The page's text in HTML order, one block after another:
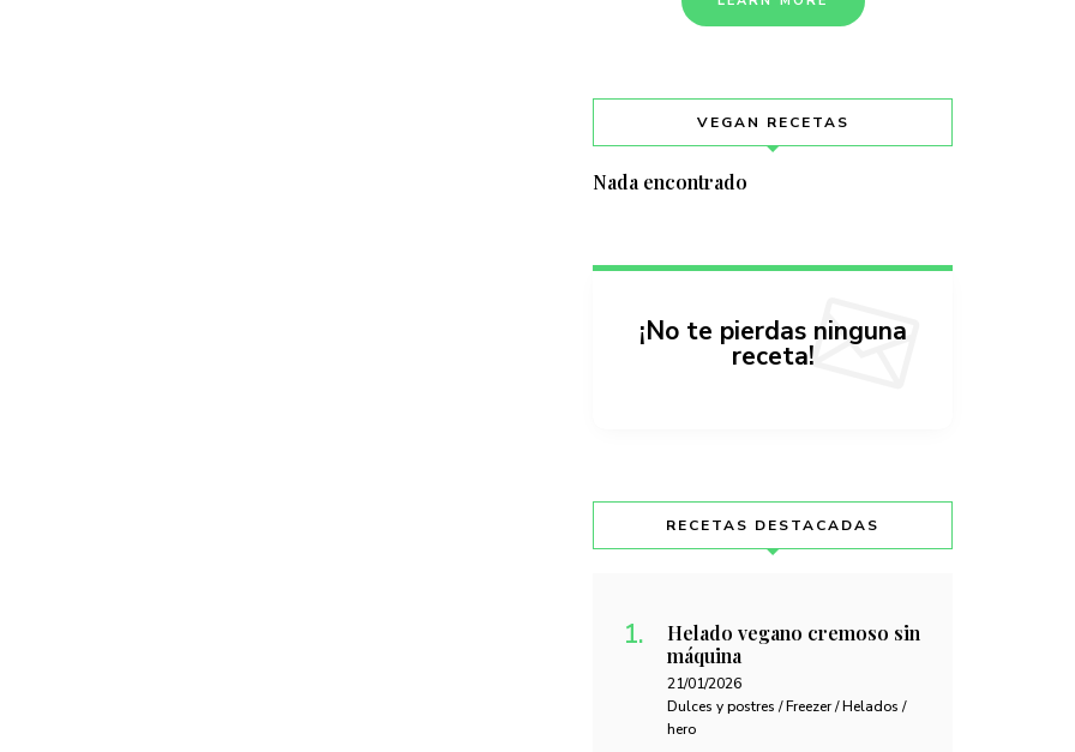
VEGAN RECETAS
Nada encontrado
¡No te pierdas ninguna
receta!
RECETAS DESTACADAS
Helado vegano cremoso sin
máquina
21/01/2026
Dulces y postres / Freezer / Helados /
hero